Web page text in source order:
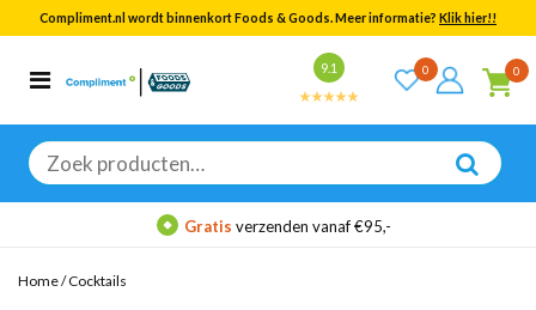
Compliment.nl wordt binnenkort Foods & Goods. Meer informatie? Klik hier!!
9.1 0 0
Zoeken
naar:
Categorieën
Bekijk alle resultaten
Gratis verzenden vanaf €95,-
Home/Cocktails